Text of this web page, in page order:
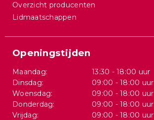
Overzicht producenten
Lidmaatschappen
Openingstijden
Maandag:
13:30 - 18:00 uur
Dinsdag:
09:00 - 18:00 uur
Woensdag:
09:00 - 18:00 uur
Donderdag:
09:00 - 18:00 uur
Vrijdag:
09:00 - 18:00 uur